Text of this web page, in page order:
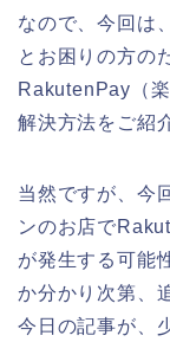
なので、今回は
とお困りの方の
RakutenPay（
解決方法をご紹
当然ですが、今
ンのお店で
が発生する可能
か分かり次第、
今日の記事が、